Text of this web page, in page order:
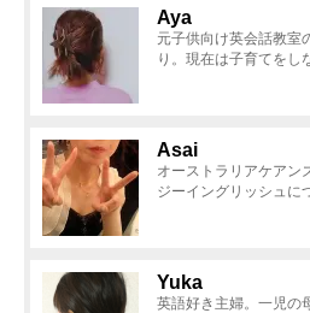
Aya
元子供向け英会話教室
り。現在は子育てをし
Asai
オーストラリアケアン
ジーイングリッシュに
Yuka
英語好き主婦。一児の